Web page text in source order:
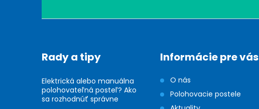
Rady a tipy
Elektrická alebo manuálna
polohovateľná posteľ? Ako
sa rozhodnúť správne
Informácie pre vás
O nás
Polohovacie postele